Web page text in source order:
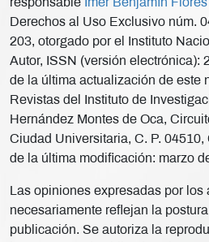
responsable Imer Benjamín
Derechos al Uso Exclusivo núm.
203, otorgado por el Instituto
Autor, ISSN (versión electrónica):
de la última actualización de este
Revistas del Instituto de
Hernández Montes de Oca,
Ciudad Universitaria, C. P.
de la última modificación: marzo
Las opiniones expresadas por los
necesariamente reflejan la
publicación. Se autoriza la